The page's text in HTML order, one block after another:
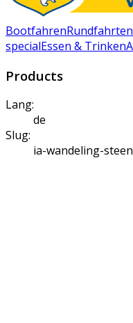
BootfahrenRundfahrten
specialEssen & Trinken
Products
Lang:
de
Slug:
ia-wandeling-